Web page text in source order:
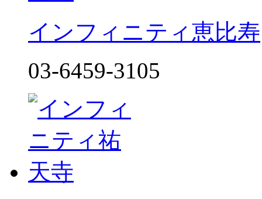
インフィニティ恵比寿
03-6459-3105